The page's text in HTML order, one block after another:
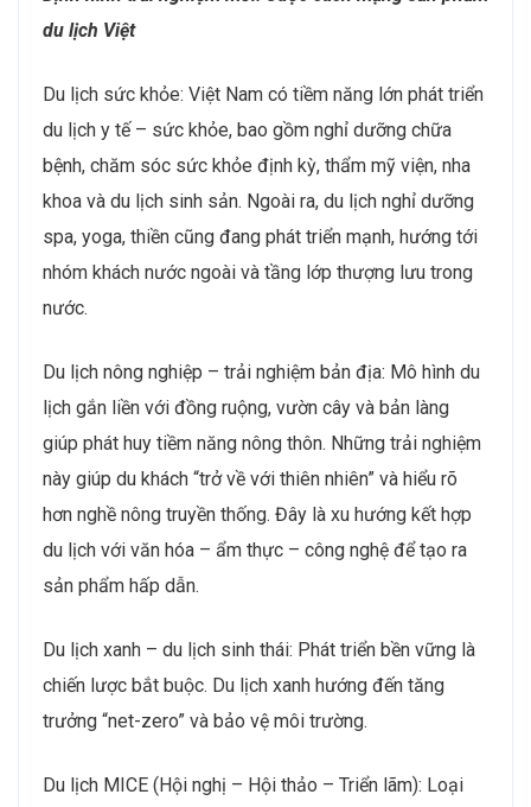
du lịch Việt
Du lịch sức khỏe: Việt Nam có tiềm năng lớn phát triển
du lịch y tế – sức khỏe, bao gồm nghỉ dưỡng chữa
bệnh, chăm sóc sức khỏe định kỳ, thẩm mỹ viện, nha
khoa và du lịch sinh sản. Ngoài ra, du lịch nghỉ dưỡng
spa, yoga, thiền cũng đang phát triển mạnh, hướng tới
nhóm khách nước ngoài và tầng lớp thượng lưu trong
nước.
Du lịch nông nghiệp – trải nghiệm bản địa: Mô hình du
lịch gắn liền với đồng ruộng, vườn cây và bản làng
giúp phát huy tiềm năng nông thôn. Những trải nghiệm
này giúp du khách “trở về với thiên nhiên” và hiểu rõ
hơn nghề nông truyền thống. Đây là xu hướng kết hợp
du lịch với văn hóa – ẩm thực – công nghệ để tạo ra
sản phẩm hấp dẫn.
Du lịch xanh – du lịch sinh thái: Phát triển bền vững là
chiến lược bắt buộc. Du lịch xanh hướng đến tăng
trưởng “net-zero” và bảo vệ môi trường.
Du lịch MICE (Hội nghị – Hội thảo – Triển lãm): Loại